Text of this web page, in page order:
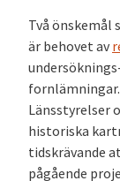
Två önskemål
är behovet av
Länsstyrelser
historiska
tidskrävande
pågående